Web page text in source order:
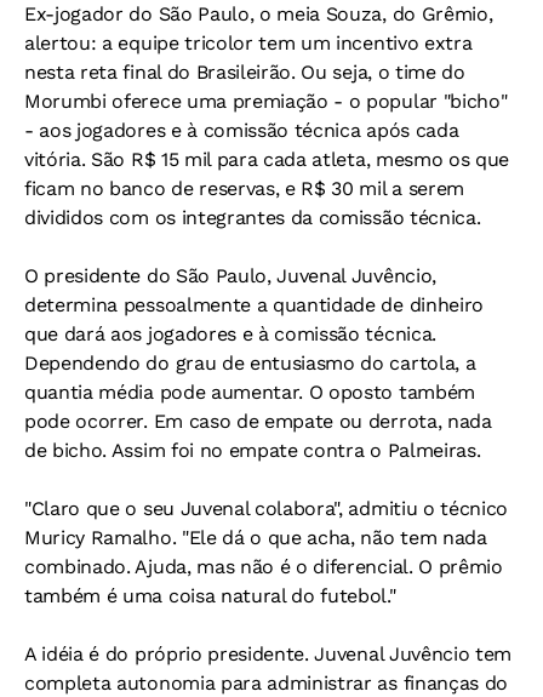
Ex-jogador do São Paulo, o meia Souza, do Grêmio,
alertou: a equipe tricolor tem um incentivo extra
nesta reta final do Brasileirão. Ou seja, o time do
Morumbi oferece uma premiação - o popular "bicho"
- aos jogadores e à comissão técnica após cada
vitória. São R$ 15 mil para cada atleta, mesmo os que
ficam no banco de reservas, e R$ 30 mil a serem
divididos com os integrantes da comissão técnica.
O presidente do São Paulo, Juvenal Juvêncio,
determina pessoalmente a quantidade de dinheiro
que dará aos jogadores e à comissão técnica.
Dependendo do grau de entusiasmo do cartola, a
quantia média pode aumentar. O oposto também
pode ocorrer. Em caso de empate ou derrota, nada
de bicho. Assim foi no empate contra o Palmeiras.
"Claro que o seu Juvenal colabora", admitiu o técnico
Muricy Ramalho. "Ele dá o que acha, não tem nada
combinado. Ajuda, mas não é o diferencial. O prêmio
também é uma coisa natural do futebol."
A idéia é do próprio presidente. Juvenal Juvêncio tem
completa autonomia para administrar as finanças do